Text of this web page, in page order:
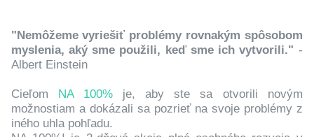
"Nemôžeme vyriešiť problémy rovnakým spôsobom
myslenia, aký sme použili, keď sme ich vytvorili." -
Albert Einstein
Cieľom NA 100%je, aby ste sa otvorili novým
možnostiam a dokázali sa pozrieť na svoje problémy z
iného uhla pohľadu.